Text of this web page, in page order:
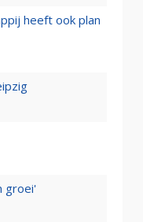
heeft ook plan
groei'